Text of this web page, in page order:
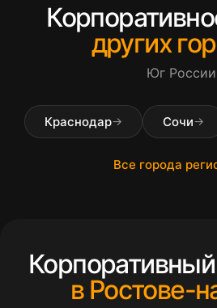
других
Юг России
Краснодар→ Сочи→
Все города
в Ростове-